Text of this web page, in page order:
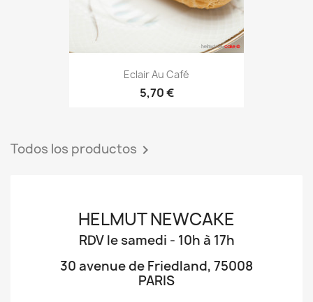
Eclair Au Café
5,70 €
Todos los productos 
HELMUT NEWCAKE
RDV le samedi - 10h à 17h
30 avenue de Friedland, 75008
PARIS